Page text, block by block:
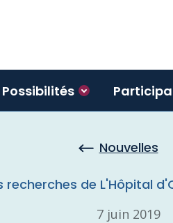
Possibilités
Nouvelles
recherches de L'Hôpital
7 juin 2019